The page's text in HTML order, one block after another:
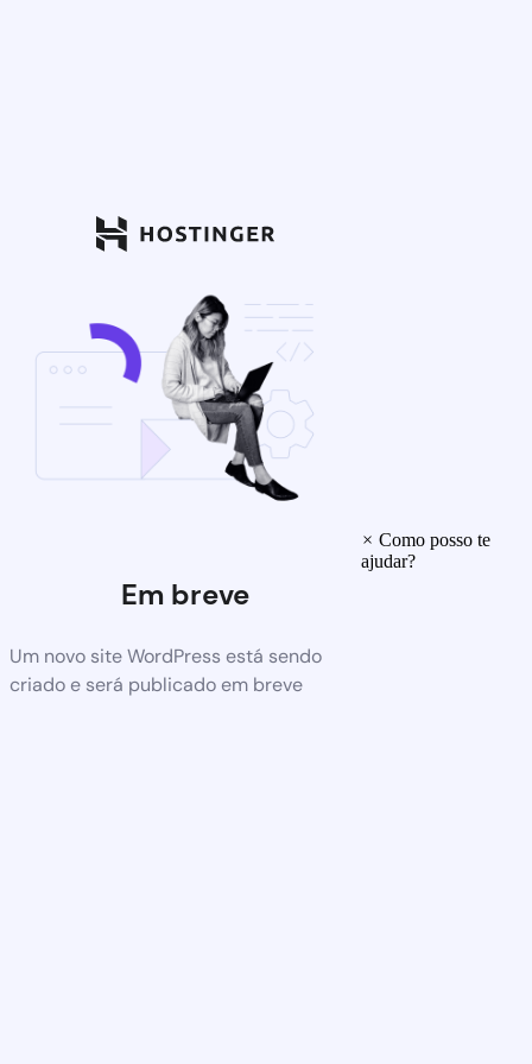
Em breve
Um novo site WordPress está sendo
criado e será publicado em breve
× Como posso te
ajudar?